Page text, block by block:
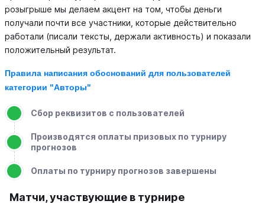
розыгрыше мы делаем акцент на том, чтобы деньги
получали почти все участники, которые действительно
работали (писали тексты, держали активность) и показали
положительный результат.
Правила написания обоснований для пользователей
категории "Авторы"
Сбор реквизитов с пользователей
Производятся оплаты призовых по турниру
прогнозов
Оплаты по турниру прогнозов завершены
Матчи, участвующие в турнире